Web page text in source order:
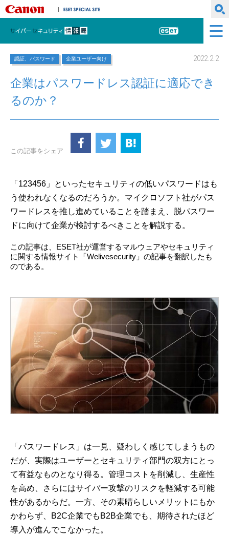
キヤノンマーケティングジャパン株式会社
サイバーセキュリティ情報局
ESET
認証、パスワード 企業ユーザー向け 2022.2.2
企業はパスワードレス認証に適応でき
るのか？
この記事をシェア
「123456」といったセキュリティの低いパスワードはも
う使われなくなるのだろうか。マイクロソフト社がパス
ワードレスを推し進めていることを踏まえ、脱パスワー
ドに向けて企業が検討するべきことを解説する。
この記事は、ESET社が運営するマルウェアやセキュリティ
に関する情報サイト「Welivesecurity」の記事を翻訳したも
のである。
「パスワードレス」は一見、疑わしく感じてしまうもの
だが、実際はユーザーとセキュリティ部門の双方にとっ
て有益なものとなり得る。管理コストを削減し、生産性
を高め、さらにはサイバー攻撃のリスクを軽減する可能
性があるからだ。一方、その素晴らしいメリットにもか
かわらず、B2C企業でもB2B企業でも、期待されたほど
導入が進んでこなかった。